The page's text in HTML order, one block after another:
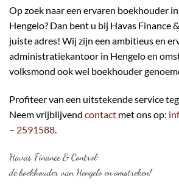
Op zoek naar een ervaren boekhouder
Hengelo? Dan bent u bij Havas Finance
juiste adres! Wij zijn een ambitieus en
administratiekantoor in Hengelo en
volksmond ook wel boekhouder
Profiteer van een uitstekende service
Neem vrijblijvend contact met ons op:
– 2591588
Havas Finance & Control:
de boekhouder van Hengelo en omstreken!